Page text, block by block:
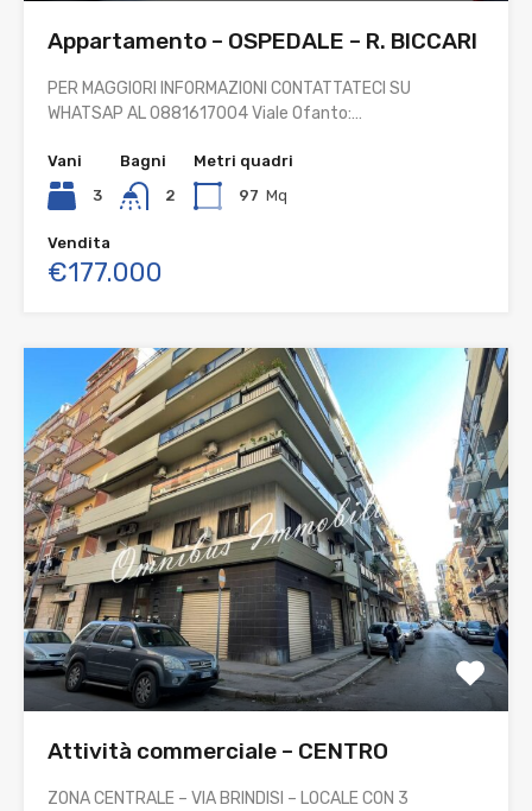
Appartamento – OSPEDALE – R. BICCARI
PER MAGGIORI INFORMAZIONI CONTATTATECI SU
WHATSAP AL 0881617004 Viale Ofanto:…
Vani
3
Bagni
2
Metri quadri
97 Mq
Vendita
€177.000
Attività commerciale – CENTRO
ZONA CENTRALE – VIA BRINDISI – LOCALE CON 3